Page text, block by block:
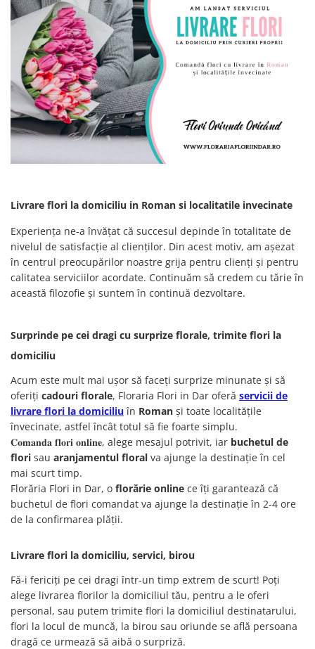
Livrare flori la domiciliu in Roman si localitatile invecinate
Experiența ne-a învățat că succesul depinde în totalitate de
nivelul de satisfacție al clienților. Din acest motiv, am așezat
în centrul preocupărilor noastre grija pentru clienți și pentru
calitatea serviciilor acordate. Continuăm să credem cu tărie în
această filozofie și suntem în continuă dezvoltare.
Surprinde pe cei dragi cu surprize florale, trimite flori la
domiciliu
Acum este mult mai ușor să faceţi surprize minunate şi să
oferiţi cadouri florale, Floraria Flori in Dar oferă servicii de
livrare flori la domiciliuîn Roman și toate localitățile
învecinate, astfel încât totul să fie foarte simplu.
𝐂𝐨𝐦𝐚𝐧𝐝𝐚 𝐟𝐥𝐨𝐫𝐢 𝐨𝐧𝐥𝐢𝐧𝐞, alege mesajul potrivit, iar buchetul de
flori sau aranjamentul floral va ajunge la destinaţie în cel
mai scurt timp.
Florăria Flori in Dar, o florărie online ce îţi garantează că
buchetul de flori comandat va ajunge la destinaţie în 2-4 ore
de la confirmarea plăţii.
Livrare flori la domiciliu, servici, birou
Fă-i fericiţi pe cei dragi într-un timp extrem de scurt! Poţi
alege livrarea florilor la domiciliul tău, pentru a le oferi
personal, sau putem trimite flori la domiciliul destinatarului,
flori la locul de muncă, la birou sau oriunde se află persoana
dragă ce urmează să aibă o surpriză.